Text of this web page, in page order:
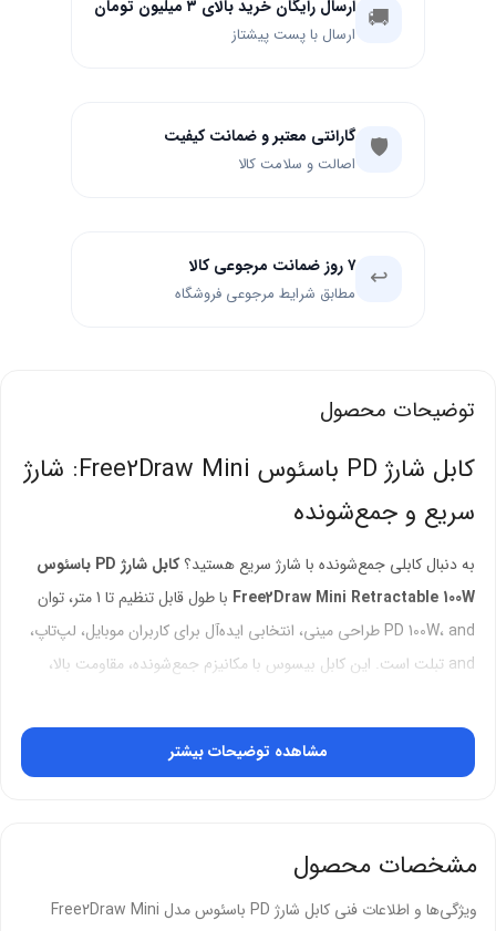
🚚 ارسال رایگان خرید بالای ۳ میلیون تومان
ارسال با پست پیشتاز
🛡️ گارانتی معتبر و ضمانت کیفیت
اصالت و سلامت کالا
↩️ ۷ روز ضمانت مرجوعی کالا
مطابق شرایط مرجوعی فروشگاه
توضیحات محصول
کابل شارژ PD باسئوس Free2Draw Mini: شارژ
سریع و جمع‌شونده
به دنبال کابلی جمع‌شونده با شارژ سریع هستید؟
کابل شارژ PD باسئوس
Free2Draw Mini Retractable 100W
با طول قابل تنظیم تا 1 متر، توان
PD 100W، and طراحی مینی، انتخابی ایده‌آل برای کاربران موبایل، لپ‌تاپ،
and تبلت است. این کابل بیسوس با مکانیزم جمع‌شونده، مقاومت بالا،
مشخصات فنی و تخصصی
سازگار با PD 3.0، QC 4.0، and PPS برای شارژ بهینه دستگاه‌های
مشاهده توضیحات بیشتر
مشخصات محصول
ویژگی‌ها و اطلاعات فنی کابل شارژ PD باسئوس مدل Free2Draw Mini